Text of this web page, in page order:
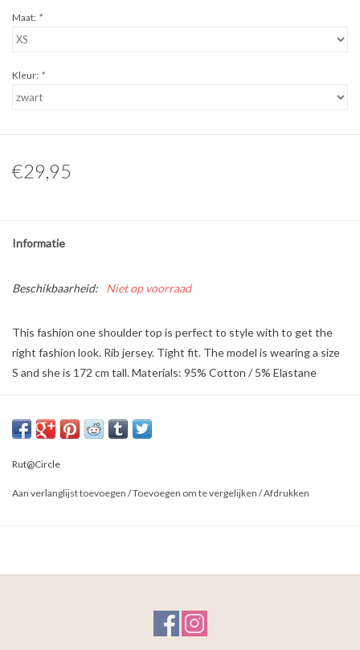
Maat: *
Kleur: *
€29,95
Informatie
Beschikbaarheid: Niet op voorraad
This fashion one shoulder top is perfect to style with to get the
right fashion look. Rib jersey. Tight fit. The model is wearing a size
S and she is 172 cm tall. Materials: 95% Cotton / 5% Elastane
Rut@Circle
Aan verlanglijst toevoegen /Toevoegen om te vergelijken /Afdrukken